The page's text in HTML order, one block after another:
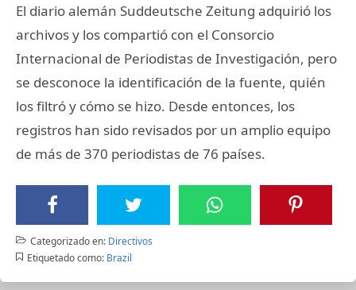
El diario alemán Suddeutsche Zeitung adquirió los
archivos y los compartió con el Consorcio
Internacional de Periodistas de Investigación, pero
se desconoce la identificación de la fuente, quién
los filtró y cómo se hizo. Desde entonces, los
registros han sido revisados por un amplio equipo
de más de 370 periodistas de 76 países.
Categorizado en: Directivos
Etiquetado como: Brazil